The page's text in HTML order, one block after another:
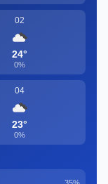
02
24°
0%
04
23°
0%